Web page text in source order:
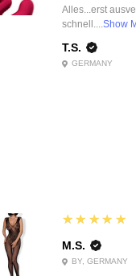
Alles...erst
schnell....Show
T.S.
GERMANY
5
★★★★★
M.S.
BY, GERMANY